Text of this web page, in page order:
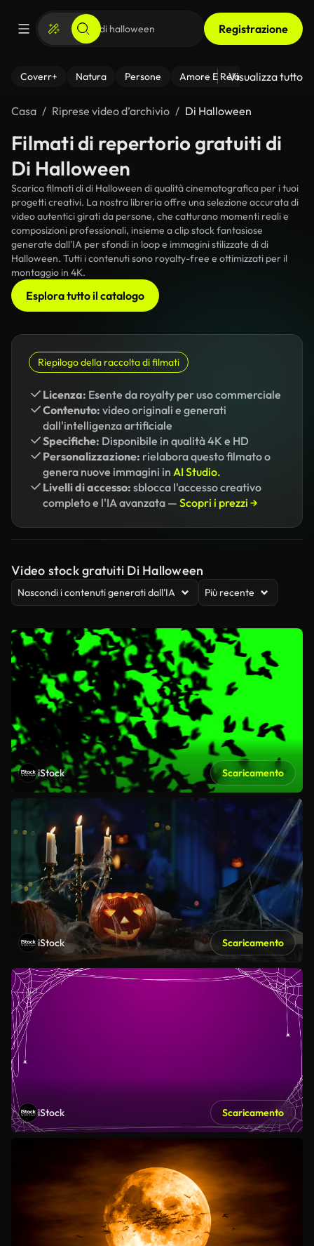
Registrazione
Coverr+ Natura Persone Amore E Relazioni Il
Visualizza tutto
Casa Riprese video d’archivio Di Halloween
Filmati di repertorio gratuiti di
Di Halloween
Scarica filmati di di Halloween di qualità cinematografica per i tuoi
progetti creativi. La nostra libreria offre una selezione accurata di
video autentici girati da persone, che catturano momenti reali e
composizioni professionali, insieme a clip stock fantasiose
generate dall'IA per sfondi in loop e immagini stilizzate di di
Halloween. Tutti i contenuti sono royalty-free e ottimizzati per il
montaggio in 4K.
Esplora tutto il catalogo
Riepilogo della raccolta di filmati
Licenza: Esente da royalty per uso commerciale
Contenuto: video originali e generati
dall'intelligenza artificiale
Specifiche: Disponibile in qualità 4K e HD
Personalizzazione: rielabora questo filmato o
genera nuove immagini in AI Studio.
Livelli di accesso: sblocca l'accesso creativo
completo e l'IA avanzata — Scopri i prezzi →
Video stock gratuiti Di Halloween
Nascondi i contenuti generati dall’IA Più recente
iStock Scaricamento
iStock Scaricamento
iStock Scaricamento